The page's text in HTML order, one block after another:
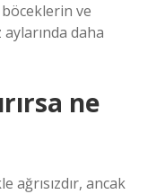
ve
daha
ne
ağrısızdır, ancak